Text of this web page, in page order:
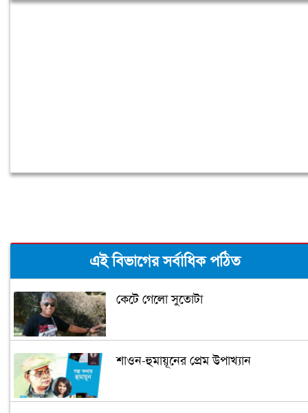
এই বিভাগের সর্বাধিক পঠিত
কেটে গেলো সুতোটা
শাওন-হুমায়ূনের প্রেম উপাখ্যান